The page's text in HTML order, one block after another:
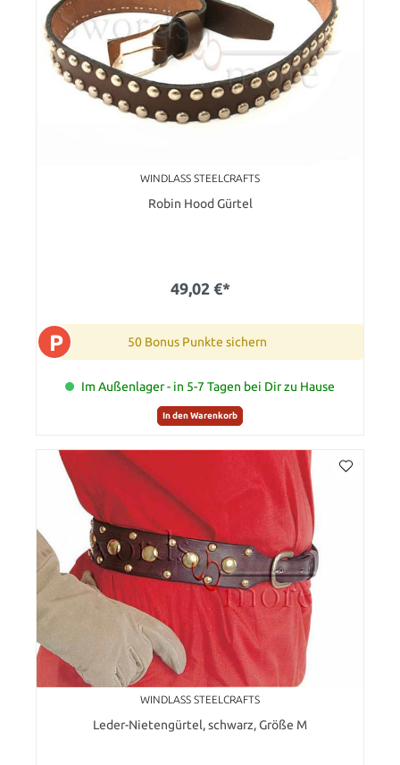
WINDLASS STEELCRAFTS
Robin Hood Gürtel
49,02 €*
P 50 Bonus Punkte sichern
Im Außenlager - in 5-7 Tagen bei Dir zu Hause
In den Warenkorb
WINDLASS STEELCRAFTS
Leder-Nietengürtel, schwarz, Größe M